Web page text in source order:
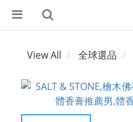
View All 全球選品